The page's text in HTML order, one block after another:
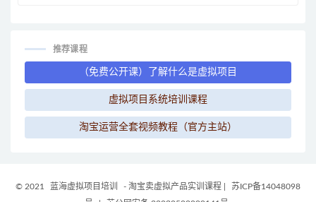
推荐课程
（免费公开课）了解什么是虚拟项目
虚拟项目系统培训课程
淘宝运营全套视频教程（官方主站）
© 2021 蓝海虚拟项目培训 - 淘宝卖虚拟产品实训课程
苏ICP备14048098